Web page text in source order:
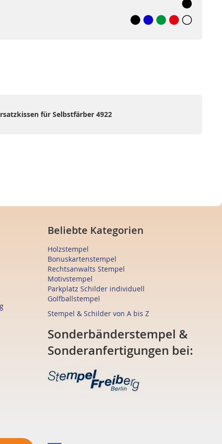
für Selbstfärber 4922
Beliebte Kategorien
Holzstempel
Bonuskartenstempel
Rechtsanwalts Stempel
Motivstempel
Parkplatz Schilder individuell
Golfballstempel
Stempel & Schilder von A bis Z
Sonderbänderstempel &
Sonderanfertigungen bei: